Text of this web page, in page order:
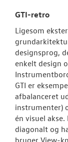
GTI-retro
Ligesom
designsprog,
enkelt design
GTI er
afbalanceret
instrumenter)
én visuel
diagonalt og